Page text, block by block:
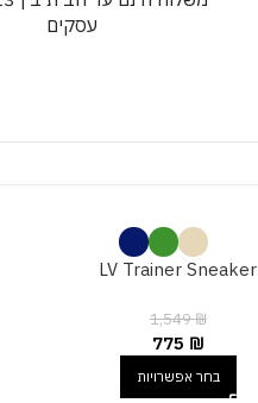
עסקים
LV Trainer Sneaker
1,549₪
775 ₪
בחר אפשרויות